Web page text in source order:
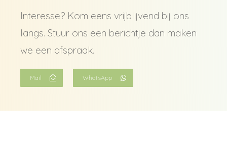
Interesse? Kom eens vrijblijvend bij ons
langs. Stuur ons een berichtje dan maken
we een afspraak.
Mail WhatsApp